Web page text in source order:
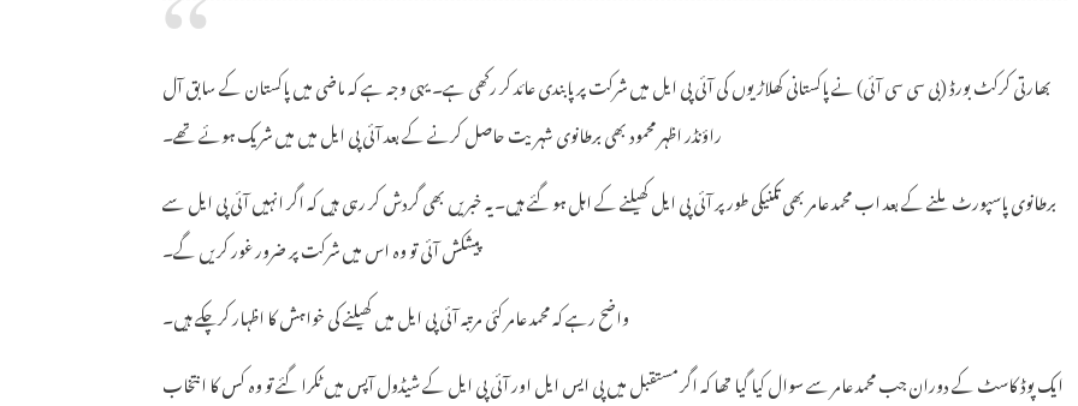
بھارتی کرکٹ بورڈ (بی سی سی آئی) نے پاکستانی کھلاڑیوں کی آئی پی ایل میں شرکت پر پابندی عائد کر رکھی ہے۔ یہی وجہ ہے کہ ماضی میں پاکستان کے سابق آل
راؤنڈر اظہر محمود بھی برطانوی شہریت حاصل کرنے کے بعد آئی پی ایل میں میں شریک ہوئے تھے۔
برطانوی پاسپورٹ ملنے کے بعد اب محمد عامر بھی تکنیکی طور پر آئی پی ایل کھیلنے کے اہل ہو گئے ہیں۔ یہ خبریں بھی گردش کر رہی ہیں کہ اگر انہیں آئی پی ایل سے
پیشکش آئی تو وہ اس میں شرکت پر ضرور غور کریں گے۔
واضح رہے کہ محمد عامر کئی مرتبہ آئی پی ایل میں کھیلنے کی خواہش کا اظہار کرچکے ہیں۔
ایک پوڈ کاسٹ کے دوران جب محمد عامر سے سوال کیا گیا تھا کہ اگر مستقبل میں پی ایس ایل اور آئی پی ایل کے شیڈول آپس میں ٹکرا گئے تو وہ کس کا انتخاب